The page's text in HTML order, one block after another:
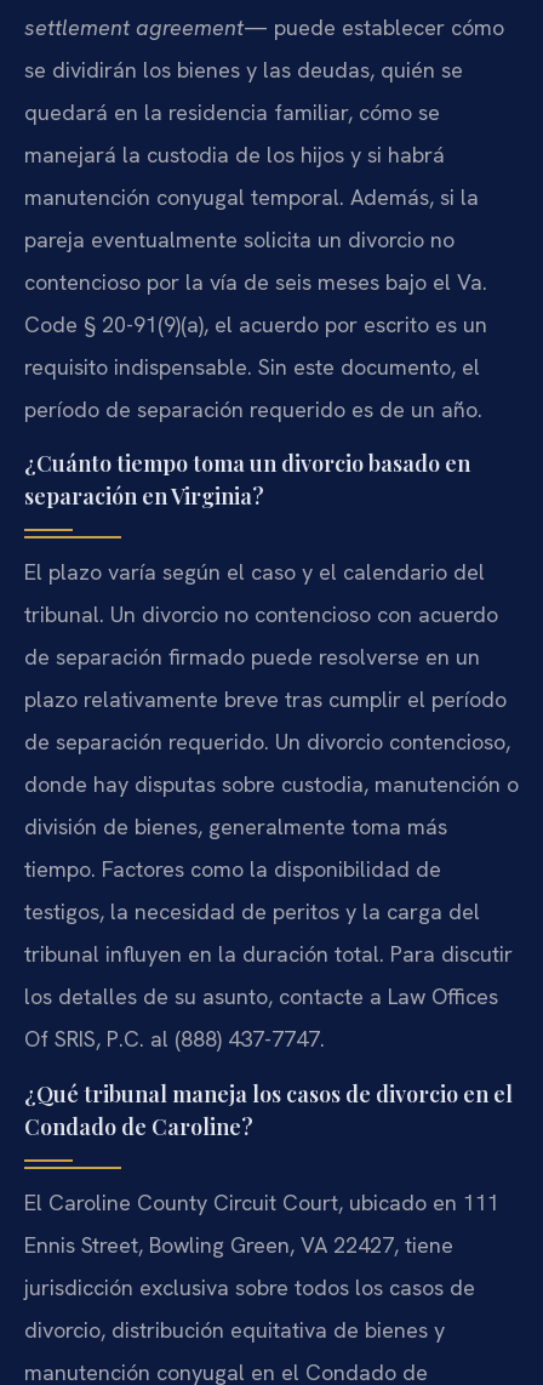
settlement agreement— puede establecer cómo
se dividirán los bienes y las deudas, quién se
quedará en la residencia familiar, cómo se
manejará la custodia de los hijos y si habrá
manutención conyugal temporal. Además, si la
pareja eventualmente solicita un divorcio no
contencioso por la vía de seis meses bajo el Va.
Code § 20-91(9)(a), el acuerdo por escrito es un
requisito indispensable. Sin este documento, el
período de separación requerido es de un año.
¿Cuánto tiempo toma un divorcio basado en
separación en Virginia?
El plazo varía según el caso y el calendario del
tribunal. Un divorcio no contencioso con acuerdo
de separación firmado puede resolverse en un
plazo relativamente breve tras cumplir el período
de separación requerido. Un divorcio contencioso,
donde hay disputas sobre custodia, manutención o
división de bienes, generalmente toma más
tiempo. Factores como la disponibilidad de
testigos, la necesidad de peritos y la carga del
tribunal influyen en la duración total. Para discutir
los detalles de su asunto, contacte a Law Offices
Of SRIS, P.C. al (888) 437-7747.
¿Qué tribunal maneja los casos de divorcio en el
Condado de Caroline?
El Caroline County Circuit Court, ubicado en 111
Ennis Street, Bowling Green, VA 22427, tiene
jurisdicción exclusiva sobre todos los casos de
divorcio, distribución equitativa de bienes y
manutención conyugal en el Condado de